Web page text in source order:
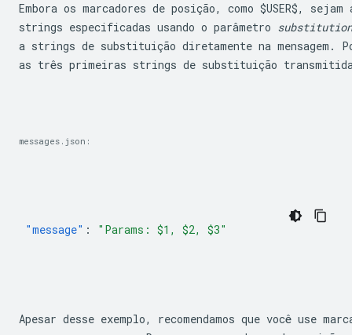
Embora os marcadores de posição, como $USER$, sejam
strings especificadas usando o parâmetro
a strings de substituição diretamente na mensagem.
as três primeiras strings de substituição
messages.json:
"message" : "Params: $1, $2, $3"
Apesar desse exemplo, recomendamos que você use